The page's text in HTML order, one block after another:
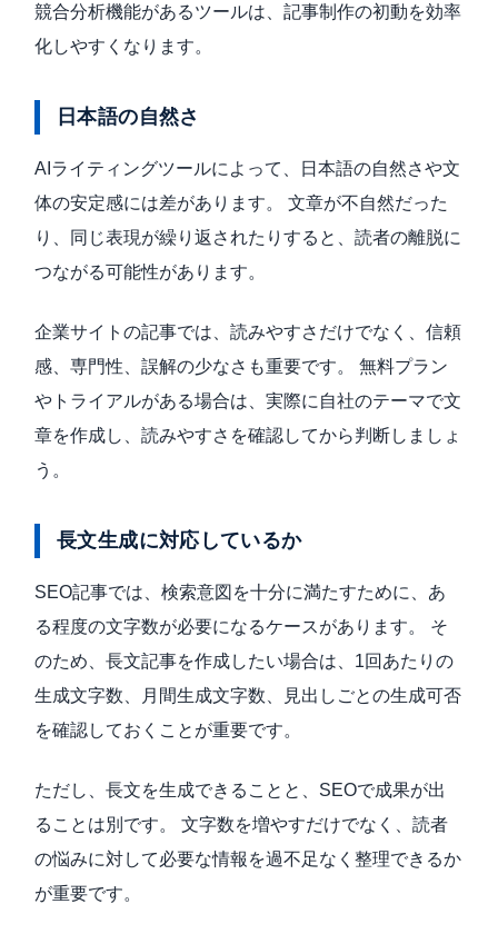
競合分析機能があるツールは、記事制作の初動を効率
化しやすくなります。
日本語の自然さ
AIライティングツールによって、日本語の自然さや文
体の安定感には差があります。 文章が不自然だった
り、同じ表現が繰り返されたりすると、読者の離脱に
つながる可能性があります。
企業サイトの記事では、読みやすさだけでなく、信頼
感、専門性、誤解の少なさも重要です。 無料プラン
やトライアルがある場合は、実際に自社のテーマで文
章を作成し、読みやすさを確認してから判断しましょ
う。
長文生成に対応しているか
SEO記事では、検索意図を十分に満たすために、あ
る程度の文字数が必要になるケースがあります。 そ
のため、長文記事を作成したい場合は、1回あたりの
生成文字数、月間生成文字数、見出しごとの生成可否
を確認しておくことが重要です。
ただし、長文を生成できることと、SEOで成果が出
ることは別です。 文字数を増やすだけでなく、読者
の悩みに対して必要な情報を過不足なく整理できるか
が重要です。